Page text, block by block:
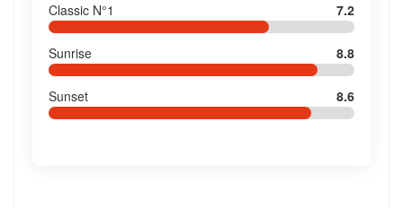
Classic N°1 7.2
Sunrise 8.8
Sunset 8.6